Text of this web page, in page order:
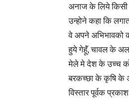
अनाज के लिये
उन्होने कहा कि
वे अपने अभिभावको
हुये गेहूॅं, चावल के
मेले मे देश के उच्च
बरकच्छा के कृषि के
विस्तार पूर्वक